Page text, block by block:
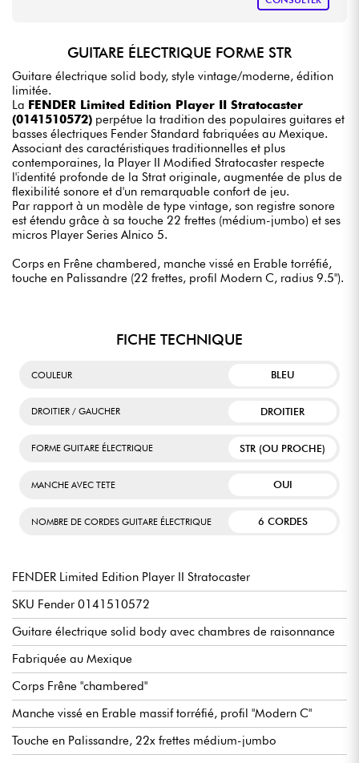
GUITARE ÉLECTRIQUE FORME STR
Guitare électrique solid body, style vintage/moderne, édition
limitée.
La FENDER Limited Edition Player II Stratocaster
(0141510572) perpétue la tradition des populaires guitares et
basses électriques Fender Standard fabriquées au Mexique.
Associant des caractéristiques traditionnelles et plus
contemporaines, la Player II Modified Stratocaster respecte
l'identité profonde de la Strat originale, augmentée de plus de
flexibilité sonore et d'un remarquable confort de jeu.
Par rapport à un modèle de type vintage, son registre sonore
est étendu grâce à sa touche 22 frettes (médium-jumbo) et ses
micros Player Series Alnico 5.
Corps en Frêne chambered, manche vissé en Erable torréfié,
touche en Palissandre (22 frettes, profil Modern C, radius 9.5").
FICHE TECHNIQUE
COULEUR BLEU
DROITIER / GAUCHER DROITIER
FORME GUITARE ÉLECTRIQUE STR (OU PROCHE)
MANCHE AVEC TETE OUI
NOMBRE DE CORDES GUITARE ÉLECTRIQUE 6 CORDES
FENDER Limited Edition Player II Stratocaster
SKU Fender 0141510572
Guitare électrique solid body avec chambres de raisonnance
Fabriquée au Mexique
Corps Frêne "chambered"
Manche vissé en Erable massif torréfié, profil "Modern C"
Touche en Palissandre, 22x frettes médium-jumbo